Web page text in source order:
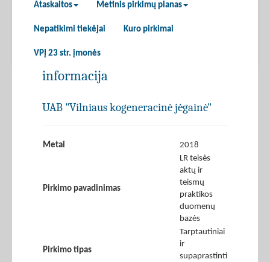
Ataskaitos Metinis pirkimų planas
Nepatikimi tiekėjai Kuro pirkimai
VPĮ 23 str. įmonės
informacija
UAB "Vilniaus kogeneracinė jėgainė"
Metai 2018
Pirkimo pavadinimas
LR teisės
aktų ir
teismų
praktikos
duomenų
bazės
Pirkimo tipas
Tarptautiniai
ir
supaprastinti